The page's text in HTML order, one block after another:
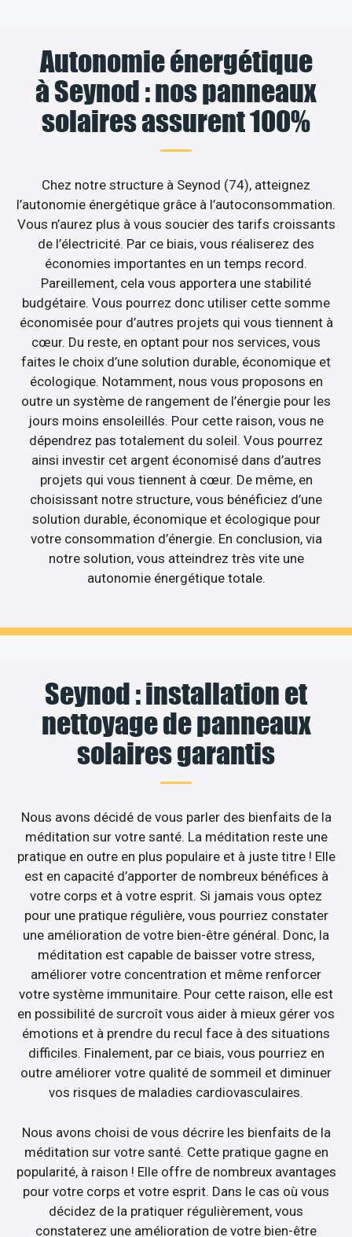
Autonomie énergétique
à Seynod : nos panneaux
solaires assurent 100%
Chez notre structure à Seynod (74), atteignez
l’autonomie énergétique grâce à l’autoconsommation.
Vous n’aurez plus à vous soucier des tarifs croissants
de l’électricité. Par ce biais, vous réaliserez des
économies importantes en un temps record.
Pareillement, cela vous apportera une stabilité
budgétaire. Vous pourrez donc utiliser cette somme
économisée pour d’autres projets qui vous tiennent à
cœur. Du reste, en optant pour nos services, vous
faites le choix d’une solution durable, économique et
écologique. Notamment, nous vous proposons en
outre un système de rangement de l’énergie pour les
jours moins ensoleillés. Pour cette raison, vous ne
dépendrez pas totalement du soleil. Vous pourrez
ainsi investir cet argent économisé dans d’autres
projets qui vous tiennent à cœur. De même, en
choisissant notre structure, vous bénéficiez d’une
solution durable, économique et écologique pour
votre consommation d’énergie. En conclusion, via
notre solution, vous atteindrez très vite une
autonomie énergétique totale.
Seynod : installation et
nettoyage de panneaux
solaires garantis
Nous avons décidé de vous parler des bienfaits de la
méditation sur votre santé. La méditation reste une
pratique en outre en plus populaire et à juste titre ! Elle
est en capacité d’apporter de nombreux bénéfices à
votre corps et à votre esprit. Si jamais vous optez
pour une pratique régulière, vous pourriez constater
une amélioration de votre bien-être général. Donc, la
méditation est capable de baisser votre stress,
améliorer votre concentration et même renforcer
votre système immunitaire. Pour cette raison, elle est
en possibilité de surcroît vous aider à mieux gérer vos
émotions et à prendre du recul face à des situations
difficiles. Finalement, par ce biais, vous pourriez en
outre améliorer votre qualité de sommeil et diminuer
vos risques de maladies cardiovasculaires.
Nous avons choisi de vous décrire les bienfaits de la
méditation sur votre santé. Cette pratique gagne en
popularité, à raison ! Elle offre de nombreux avantages
pour votre corps et votre esprit. Dans le cas où vous
décidez de la pratiquer régulièrement, vous
constaterez une amélioration de votre bien-être